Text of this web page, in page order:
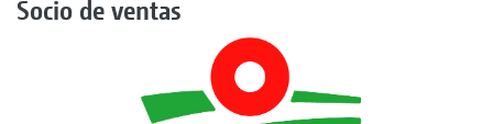
Socio de ventas